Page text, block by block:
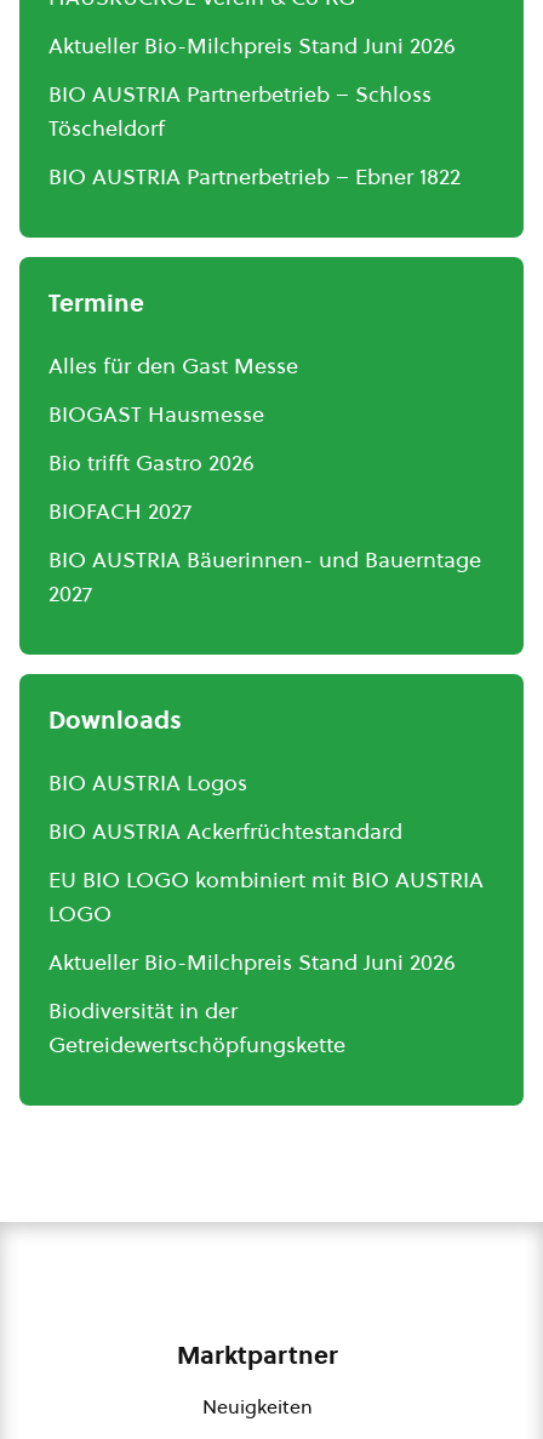
Aktueller Bio-Milchpreis Stand Juni 2026
BIO AUSTRIA Partnerbetrieb – Schloss
Töscheldorf
BIO AUSTRIA Partnerbetrieb – Ebner 1822
Termine
Alles für den Gast Messe
BIOGAST Hausmesse
Bio trifft Gastro 2026
BIOFACH 2027
BIO AUSTRIA Bäuerinnen- und Bauerntage
2027
Downloads
BIO AUSTRIA Logos
BIO AUSTRIA Ackerfrüchtestandard
EU BIO LOGO kombiniert mit BIO AUSTRIA
LOGO
Aktueller Bio-Milchpreis Stand Juni 2026
Biodiversität in der
Getreidewertschöpfungskette
Marktpartner
Neuigkeiten